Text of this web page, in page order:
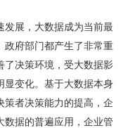
发展，大数据成为当前最
政府部门都产生了非常重
了决策环境，受大数据影
显变化。基于大数据本身
策者决策能力的提高，企
数据的普遍应用，企业管